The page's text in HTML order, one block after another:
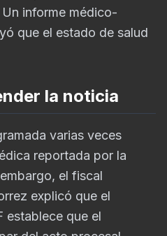
informe médico-
que el estado de salud
la noticia
varias veces
reportada por la
el fiscal
explicó que el
establece que el